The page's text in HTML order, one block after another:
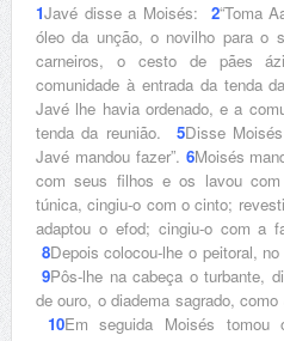
1Javé disse a Moisés: 2“Toma
óleo da unção, o novilho para o
carneiros, o cesto de pães
comunidade à entrada da tenda
Javé lhe havia ordenado, e a
tenda da reunião. 5Disse
Javé mandou fazer”. 6Moisés
com seus filhos e os lavou com
túnica, cingiu-o com o cinto;
adaptou o efod; cingiu-o com a
8Depois colocou-lhe o peitoral,
9Pôs-lhe na cabeça o turbante,
de ouro, o diadema sagrado,
10Em seguida Moisés